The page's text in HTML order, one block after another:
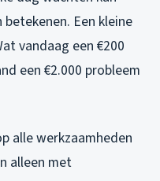
Een kleine
vandaag een €200
een €2.000 probleem
alle werkzaamheden
alleen met